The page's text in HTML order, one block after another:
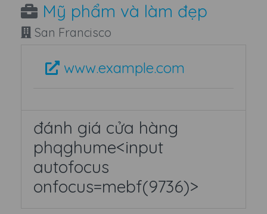
Mỹ phẩm và làm đẹp
San Francisco
www.example.com
đánh giá cửa hàng
phqghume<input
autofocus
onfocus=mebf(9736)>